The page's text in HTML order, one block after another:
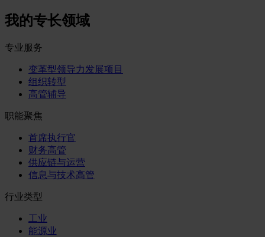
我的专长领域
专业服务
变革型领导力发展项目
组织转型
高管辅导
职能聚焦
首席执行官
财务高管
供应链与运营
信息与技术高管
行业类型
工业
能源业